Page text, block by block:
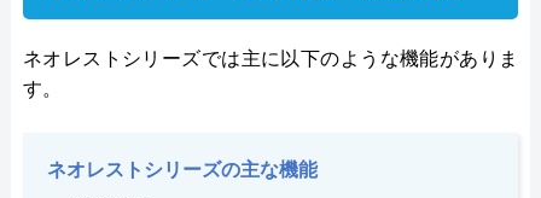
ネオレストシリーズでは主に以下のような機能がありま
す。
ネオレストシリーズの主な機能